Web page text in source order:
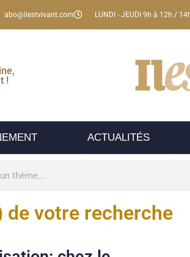
abo@ilestvivant.com LUNDI - JEUDI 9h à 12h /
!
ACTUALITÉS
de votre recherche